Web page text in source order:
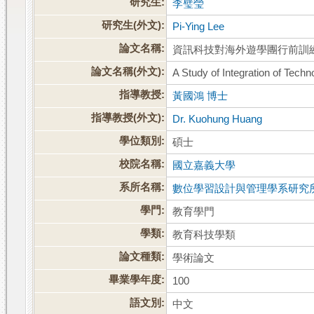
李璧瑩
研究生(外文):
Pi-Ying Lee
論文名稱:
資訊科技對海外遊學團行前訓
論文名稱(外文):
A Study of Integration of
指導教授:
黃國鴻 博士
指導教授(外文):
Dr. Kuohung Huang
學位類別:
碩士
校院名稱:
國立嘉義大學
系所名稱:
數位學習設計與管理學系研究
學門:
教育學門
學類:
教育科技學類
論文種類:
學術論文
畢業學年度:
100
語文別:
中文